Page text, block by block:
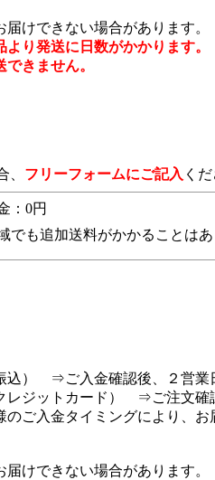
けできない場合があります。
より発送に日数がかかります。
きません。
、 フリーフォームにご記入 くだ
：0円
でも追加送料がかかることはあ
込） ⇒ご入金確認後、２営業
レジットカード） ⇒ご注文確
ご入金タイミングにより、お
けできない場合があります。